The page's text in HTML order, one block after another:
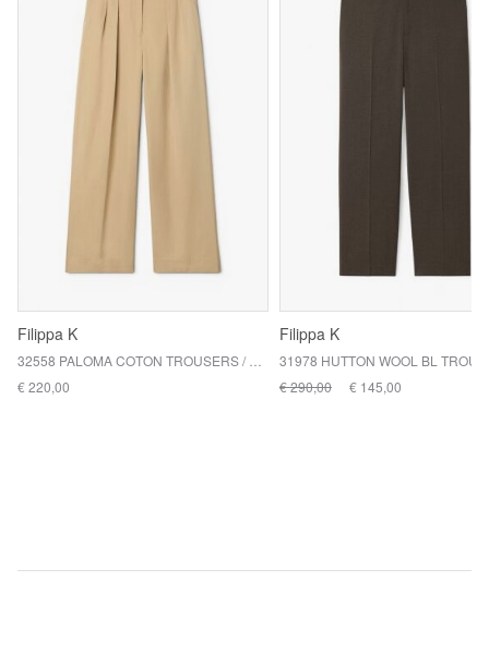
Filippa K
€ 220,00
Filippa K
€ 290,00 € 145,00